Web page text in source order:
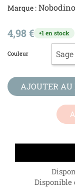
Marque :
4,98 € ●1 en stock
Couleur
AJOUTER AU
Disponible